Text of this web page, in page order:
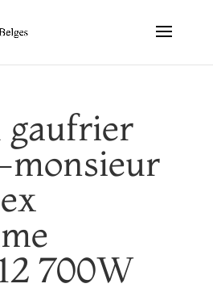
gaufrier
monsieur
700W